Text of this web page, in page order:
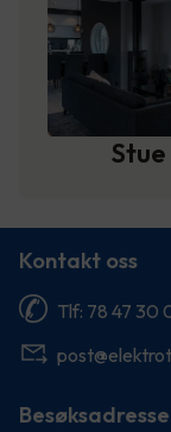
Stue
Kontakt oss
Tlf: 78 47 30
Besøksadresse